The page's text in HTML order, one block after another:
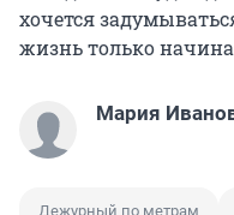
хочется
жизнь только
Мария
Дежурный по метрам